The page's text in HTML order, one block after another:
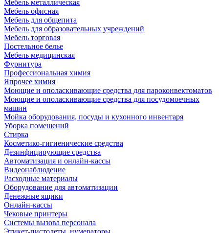
Мебель металлическая
Мебель офисная
Мебель для общепита
Мебель для образовательных учреждений
Мебель торговая
Постельное белье
Мебель медицинская
Фурнитура
Профессиональная химия
Япрочее химия
Моющие и ополаскивающие средства для пароконвектоматов
Моющие и ополаскивающие средства для посудомоечных
машин
Мойка оборудования, посуды и кухонного инвентаря
Уборка помещений
Стирка
Косметико-гигиенические средства
Дезинфицирующие средства
Автоматизация и онлайн-кассы
Видеонаблюдение
Расходные материалы
Оборудование для автоматизации
Денежные ящики
Онлайн-кассы
Чековые принтеры
Системы вызова персонала
Этикет-пистолеты, нумераторы